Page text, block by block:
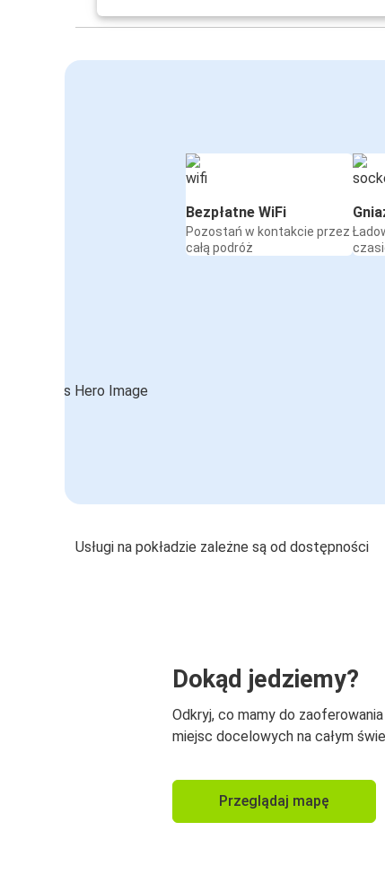
Bezpłatne WiFi
Pozostań w kontakcie przez
całą podróż
Usługi na pokładzie zależne są od dostępności
Dokąd jedziemy?
Odkryj, co mamy do
miejsc docelowych na całym
Przeglądaj mapę